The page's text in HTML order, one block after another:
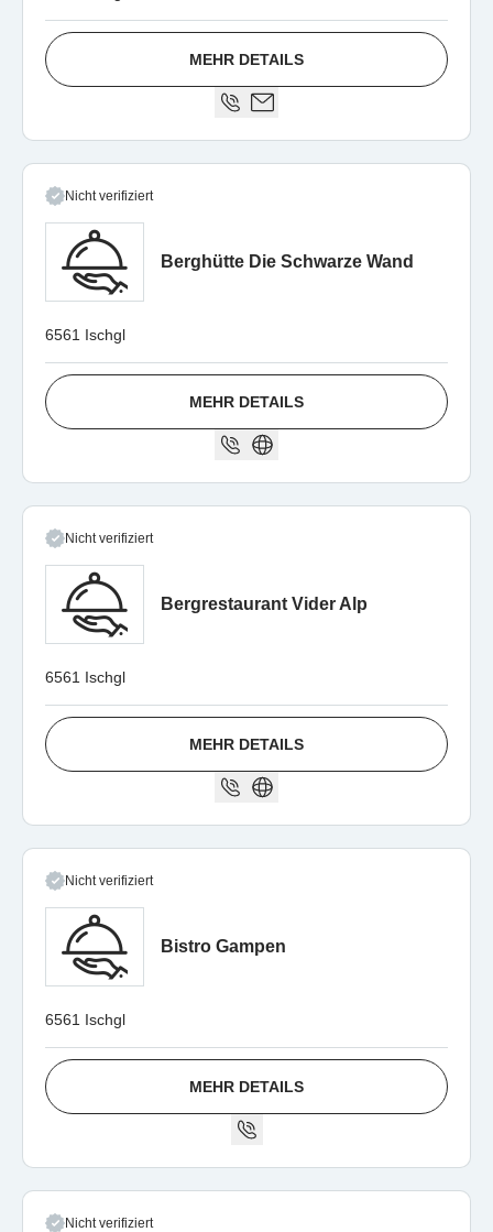
MEHR DETAILS
Nicht verifiziert
Berghütte Die Schwarze Wand
6561 Ischgl
MEHR DETAILS
Nicht verifiziert
Bergrestaurant Vider Alp
6561 Ischgl
MEHR DETAILS
Nicht verifiziert
Bistro Gampen
6561 Ischgl
MEHR DETAILS
Nicht verifiziert